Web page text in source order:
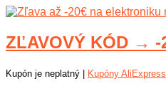
ZĽAVOVÝ KÓD → -
Kupón je neplatný | Kupóny